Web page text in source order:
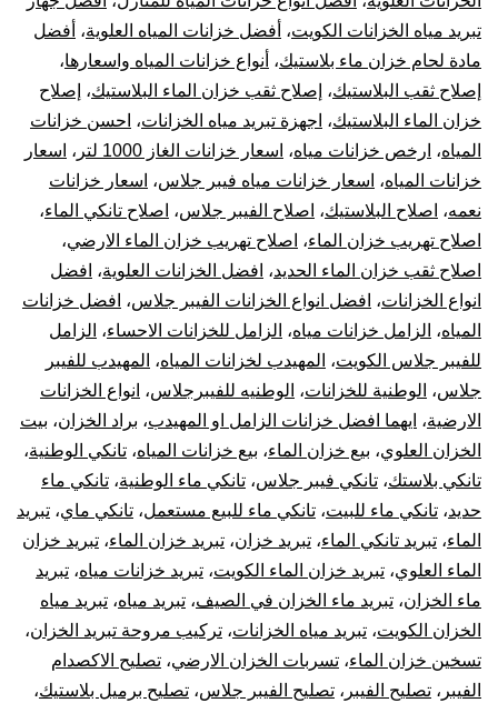
تبريد مياه الخزانات الكويت، أفضل خزانات المياه العلوية، أفضل
مادة لحام خزان ماء بلاستيك، أنواع خزانات المياه واسعارها،
إصلاح ثقب البلاستيك، إصلاح ثقب خزان الماء البلاستيك، إصلاح
خزان الماء البلاستيك، اجهزة تبريد مياه الخزانات، احسن خزانات
المياه، ارخص خزانات مياه، اسعار خزانات الغاز 1000 لتر ، اسعار
خزانات المياه، اسعار خزانات مياه فيبر جلاس، اسعار خزانات
نعمه، اصلاح البلاستيك، اصلاح الفيبر جلاس، اصلاح تانكي الماء،
اصلاح تهريب خزان الماء، اصلاح تهريب خزان الماء الارضي،
اصلاح ثقب خزان الماء الحديد، افضل الخزانات العلوية، افضل
انواع الخزانات، افضل انواع الخزانات الفيبر جلاس، افضل خزانات
المياه، الزامل خزانات مياه، الزامل للخزانات الاحساء، الزامل
للفيبر جلاس الكويت، المهيدب لخزانات المياه، المهيدب للفيبر
جلاس، الوطنية للخزانات، الوطنيه للفيبرجلاس، انواع الخزانات
الارضية، ايهما افضل خزانات الزامل او المهيدب، براد الخزان، بيت
الخزان العلوي، بيع خزان الماء، بيع خزانات المياه، تانكي الوطنية،
تانكي بلاستك، تانكي فيبر جلاس، تانكي ماء الوطنية، تانكي ماء
حديد، تانكي ماء للبيت، تانكي ماء للبيع مستعمل، تانكي ماي، تبريد
الماء، تبريد تانكي الماء، تبريد خزان، تبريد خزان الماء، تبريد خزان
الماء العلوي، تبريد خزان الماء الكويت، تبريد خزانات مياه، تبريد
ماء الخزان، تبريد ماء الخزان في الصيف، تبريد مياه، تبريد مياه
الخزان الكويت، تبريد مياه الخزانات، تركيب مروحة تبريد الخزان،
تسخين خزان الماء، تسربات الخزان الارضي، تصليح الاكصدام
الفيبر ، تصليح الفيبر ، تصليح الفيبر جلاس، تصليح برميل بلاستيك،